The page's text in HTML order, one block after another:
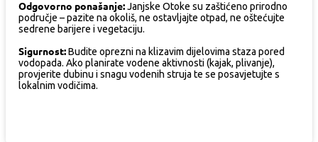
Odgovorno ponašanje:Janjske Otoke su zaštićeno prirodno
područje – pazite na okoliš, ne ostavljajte otpad, ne oštećujte
sedrene barijere i vegetaciju.
Sigurnost:Budite oprezni na klizavim dijelovima staza pored
vodopada. Ako planirate vodene aktivnosti (kajak, plivanje),
provjerite dubinu i snagu vodenih struja te se posavjetujte s
lokalnim vodičima.